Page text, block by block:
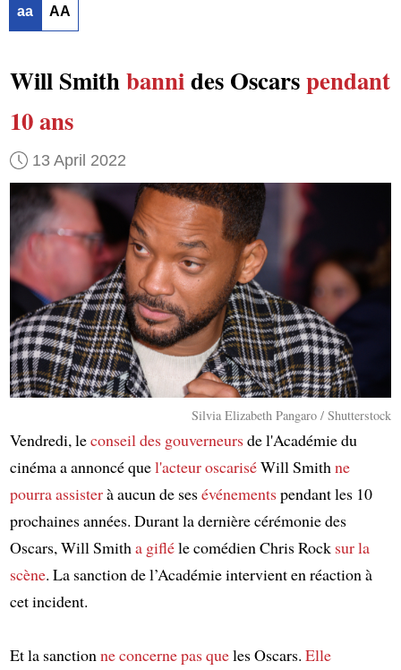
aa AA
Will Smithbannides Oscarspendant
10 ans
13 April 2022
Silvia Elizabeth Pangaro / Shutterstock
Vendredi, leconseil des gouverneursde l'Académie du
cinéma a annoncé quel'acteur oscariséWill Smithne
pourra assisterà aucun de sesévénementspendant les 10
prochaines années. Durant la dernière cérémonie des
Oscars, Will Smitha gifléle comédien Chris Rock sur la
scène. La sanction de l’Académie intervient en réaction à
cet incident.
Et la sanctionne concerne pas queles Oscars. Elle